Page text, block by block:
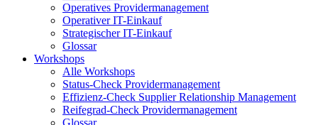
Operatives Providermanagement
Operativer IT-Einkauf
Strategischer IT-Einkauf
Glossar
Workshops
Alle Workshops
Status-Check Providermanagement
Effizienz-Check Supplier Relationship Management
Reifegrad-Check Providermanagement
Glossar